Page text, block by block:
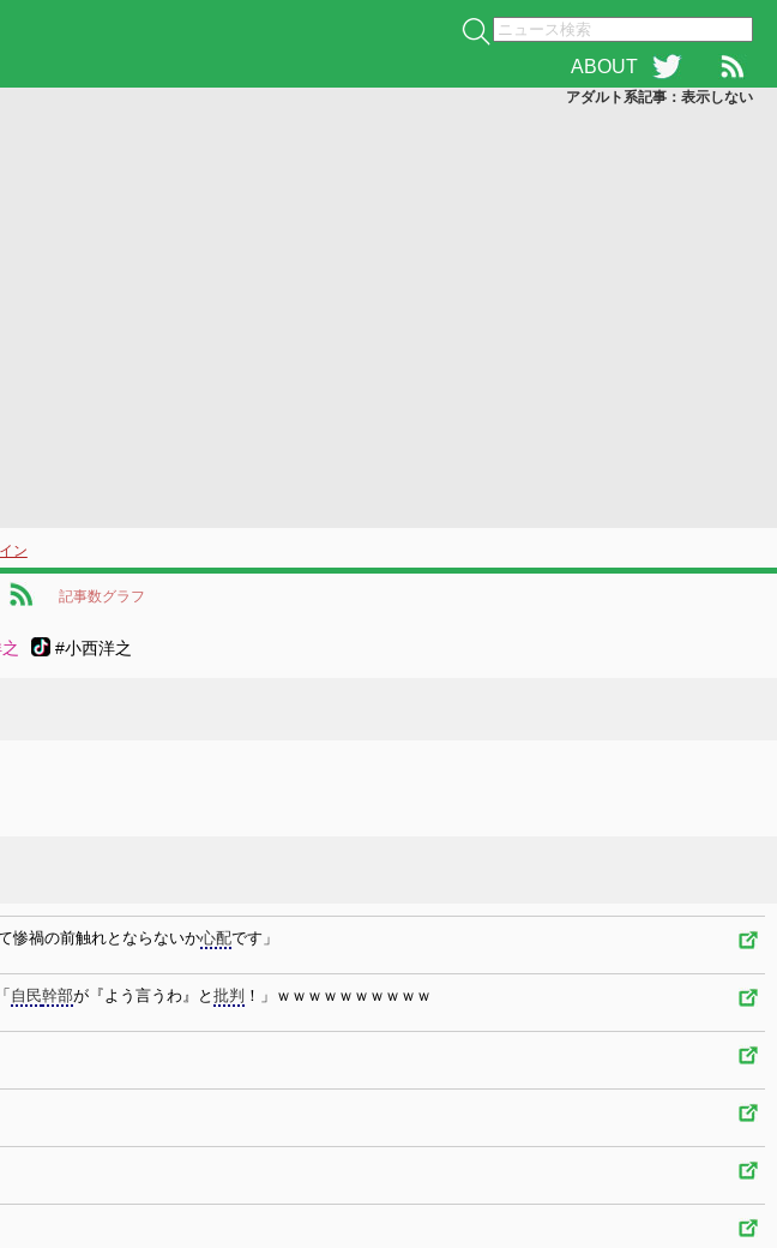
ABOUT
アダルト系記事：表示しない
ン
記事数グラフ
#小西洋之
惨禍の前触れとならないか心配です」
「 自民幹部が『よう言うわ』と 批判 ！」ｗｗｗｗｗｗｗｗｗｗ